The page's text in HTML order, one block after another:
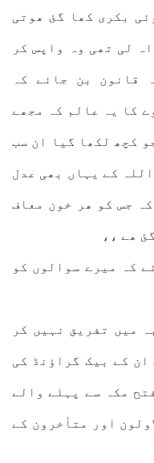
بکری کھا گئ ھوتی
لی تھی وہ واپس کر
قانون بن جائے کہ
کا یہ عالم کہ مجھے
کچھ لکھا گیا ان سب
کے یہاں بھی عدل
جس کو ھر خون معاف
ھے ،،
کہ میرے سوالوں کو
میں تفریق نہیں کر
کے بیک گراؤنڈ کی
مکہ سے پہلے والے
اور متأخرون کے